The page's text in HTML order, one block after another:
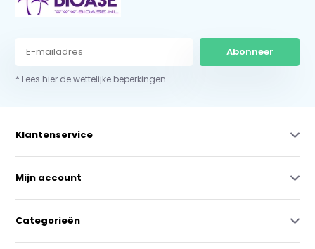
Abonneer
* Lees hier de wettelijke beperkingen
Klantenservice
Mijn account
Categorieën